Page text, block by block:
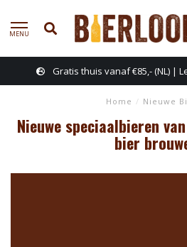
MENU
Gratis thuis vanaf €85,- (NL) |
Home / Nieuwe
Nieuwe speciaalbieren
bier